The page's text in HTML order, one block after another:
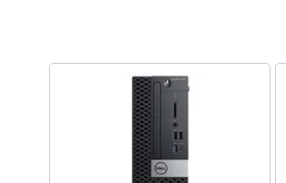
Brico e Giardinaggio
Salute e igiene